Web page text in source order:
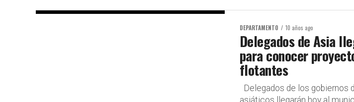
DEPARTAMENTO 10 años ago
Delegados de Asia
para conocer
flotantes
Delegados de los gobiernos